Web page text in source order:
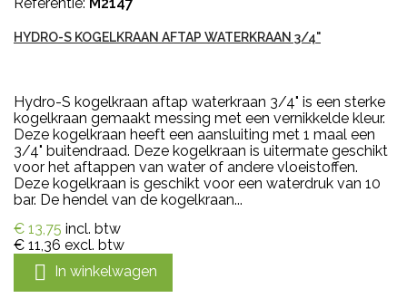
HYDRO-S KOGELKRAAN AFTAP WATERKRAAN 3/4"
Hydro-S kogelkraan aftap waterkraan 3/4" is een sterke
kogelkraan gemaakt messing met een vernikkelde kleur.
Deze kogelkraan heeft een aansluiting met 1 maal een
3/4" buitendraad. Deze kogelkraan is uitermate geschikt
voor het aftappen van water of andere vloeistoffen.
Deze kogelkraan is geschikt voor een waterdruk van 10
bar. De hendel van de kogelkraan...
€ 13,75 incl. btw
€ 11,36 excl. btw
 In winkelwagen